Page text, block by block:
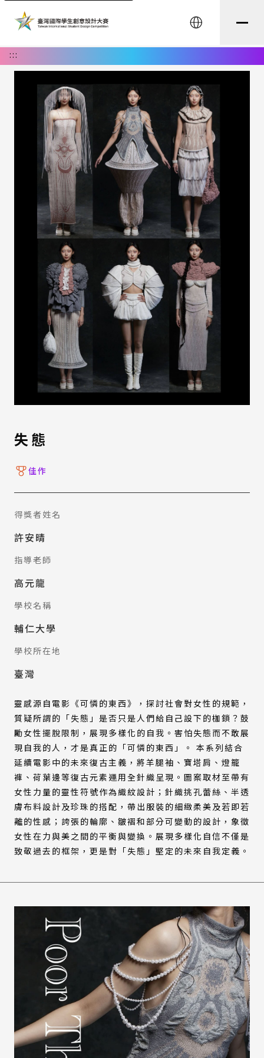
English
:::
失態
佳作
得獎者姓名
許安晴
指導老師
高元龍
學校名稱
輔仁大學
學校所在地
臺灣
靈感源自電影《可憐的東西》，探討社會對女性的規範，
質疑所謂的「失態」是否只是人們給自己設下的枷鎖？鼓
勵女性擺脫限制，展現多樣化的自我。害怕失態而不敢展
現自我的人，才是真正的「可憐的東西」。 本系列結合
延續電影中的未來復古主義，將羊腿袖、寶塔肩、燈籠
褲、荷葉邊等復古元素運用全針織呈現。圖案取材至帶有
女性力量的靈性符號作為織紋設計；針織挑孔蕾絲、半透
膚布料設計及珍珠的搭配，帶出服裝的細緻柔美及若即若
離的性感；誇張的輪廓、皺褶和部分可變動的設計，象徵
女性在力與美之間的平衡與變換。展現多樣化自信不僅是
致敬過去的框架，更是對「失態」堅定的未來自我定義。